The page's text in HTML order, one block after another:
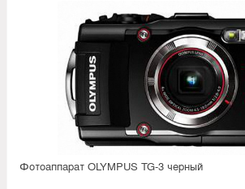
Фотоаппарат OLYMPUS TG-3 черный